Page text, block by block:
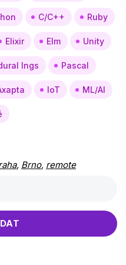
C/C++ Ruby
Elixir Elm Unity
lngs Pascal
IoT ML/AI
, Brno, remote